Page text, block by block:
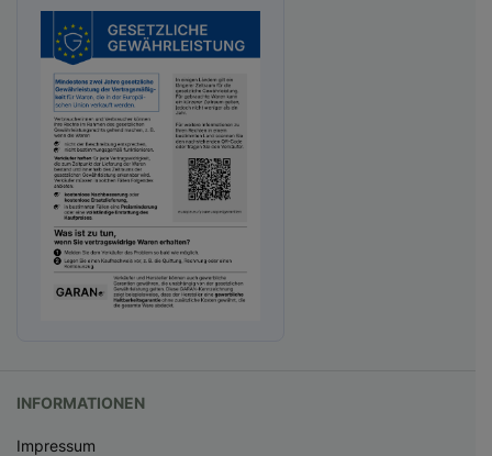
INFORMATIONEN
Impressum